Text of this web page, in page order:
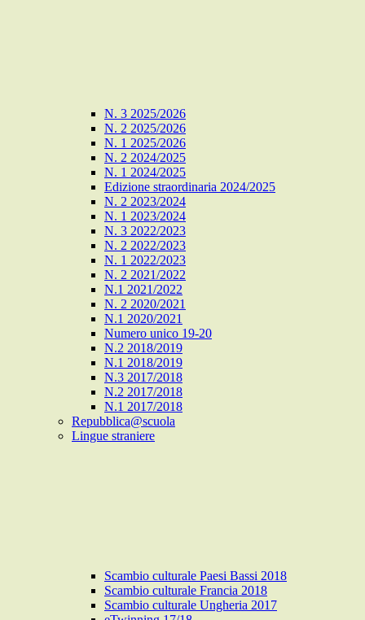
N. 3 2025/2026
N. 2 2025/2026
N. 1 2025/2026
N. 2 2024/2025
N. 1 2024/2025
Edizione straordinaria 2024/2025
N. 2 2023/2024
N. 1 2023/2024
N. 3 2022/2023
N. 2 2022/2023
N. 1 2022/2023
N. 2 2021/2022
N.1 2021/2022
N. 2 2020/2021
N.1 2020/2021
Numero unico 19-20
N.2 2018/2019
N.1 2018/2019
N.3 2017/2018
N.2 2017/2018
N.1 2017/2018
Repubblica@scuola
Lingue straniere
Scambio culturale Paesi Bassi 2018
Scambio culturale Francia 2018
Scambio culturale Ungheria 2017